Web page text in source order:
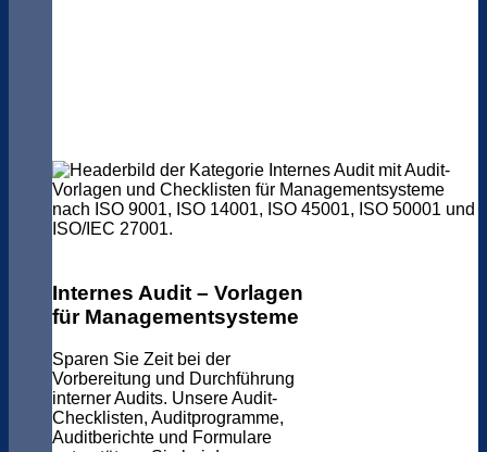
Internes Audit – Vorlagen
für Managementsysteme
Sparen Sie Zeit bei der
Vorbereitung und Durchführung
interner Audits. Unsere Audit-
Checklisten, Auditprogramme,
Auditberichte und Formulare